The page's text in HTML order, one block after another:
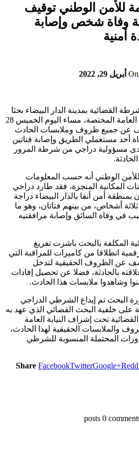
للأمن الوطني توقيف
وفاة شخص وإصابة
أمنية
On أبريل 29, 2022
القضائية بمدينة الدار البيضاء بحثا
قضائيا تحت إشراف النيابة العامة المختصة، مساء اليوم الخميس 28
عن جميع ظروف وملابسات الحادث
أحد مستعملي الطريق وإصابة فتاتين
مدى مسؤولية دراجي من شرطة المرور
للأمن الوطني أنه حسب المعلومات
المكانية المنجزة، فقد طارد دراجي
أمن أنفا بالدار البيضاء دراجة
أشخاص، من بينهم فتاتان، وهو ما
في وفاة السائق وإصابة مرافقتيه
المكلفة بالبحث باشرت تفريغ
انطلاقا من كاميرات للمراقبة التي
عن الظروف الحقيقية لتدخل
بالحادثة، فضلا عن تحصيل إفادات
وشاهدوا ملابسات هذا الحادث.
البحث تم إيداع الشرطي الدراجي
على خلفية البحث القضائي الذي عهد به
تحت إشراف النيابة العامة
والملابسات الحقيقية لهذا الحادث،
المحتملة المنسوبة للشرطي
Share FacebookTwitterGoogle+
0